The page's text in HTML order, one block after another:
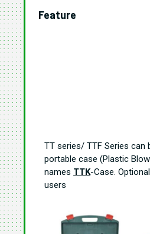
Feature
TT series/ TTF Series can
portable case (Plastic
names TTK-Case.
users